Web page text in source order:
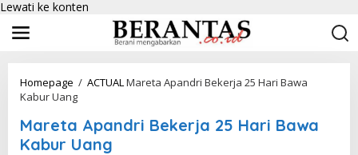
Lewati ke konten
Homepage / ACTUALMareta Apandri Bekerja 25 Hari Bawa
Kabur Uang
Mareta Apandri Bekerja 25 Hari Bawa
Kabur Uang